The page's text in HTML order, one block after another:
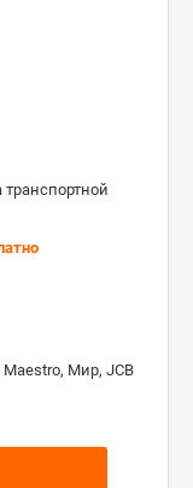
Maestro, Мир, JCB